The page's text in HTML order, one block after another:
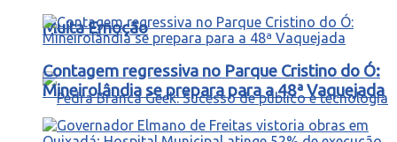
Muita Emoção
Contagem regressiva no Parque Cristino do Ó:
Mineirolândia se prepara para a 48ª Vaquejada